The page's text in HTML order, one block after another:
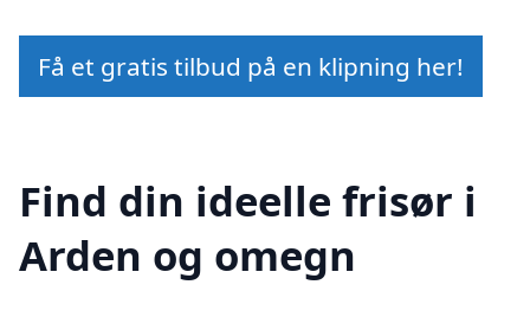
Få et gratis tilbud på en klipning her!
Find din ideelle frisør i
Arden og omegn